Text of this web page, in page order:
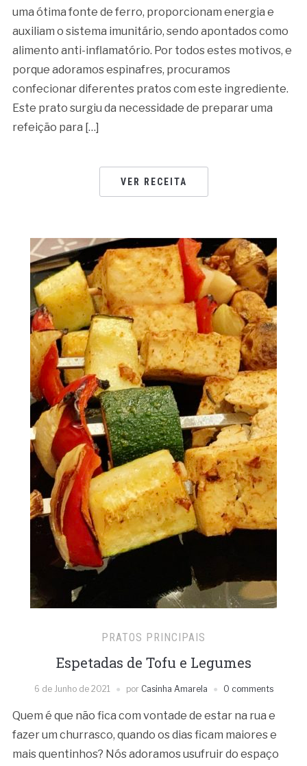
uma ótima fonte de ferro, proporcionam energia e
auxiliam o sistema imunitário, sendo apontados como
alimento anti-inflamatório. Por todos estes motivos, e
porque adoramos espinafres, procuramos
confecionar diferentes pratos com este ingrediente.
Este prato surgiu da necessidade de preparar uma
refeição para […]
VER RECEITA
PRATOS PRINCIPAIS
Espetadas de Tofu e Legumes
6 de Junho de 2021 por Casinha Amarela 0 comments
Quem é que não fica com vontade de estar na rua e
fazer um churrasco, quando os dias ficam maiores e
mais quentinhos? Nós adoramos usufruir do espaço